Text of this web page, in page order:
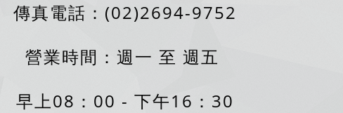
傳真電話：(02)2694-9752
營業時間：週一 至 週五
早上08：00 - 下午16：30